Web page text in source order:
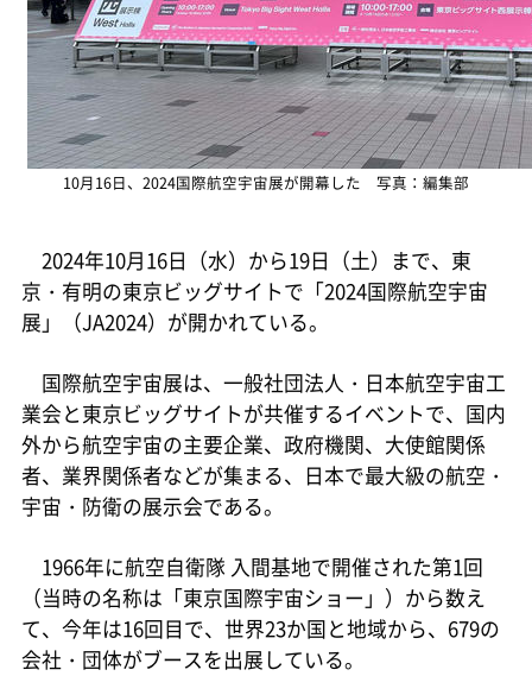
10月16日、2024国際航空宇宙展が開幕した 写真：編集部
2024年10月16日（水）から19日（土）まで、東
京・有明の東京ビッグサイトで「2024国際航空宇宙
展」（JA2024）が開かれている。
国際航空宇宙展は、一般社団法人・日本航空宇宙工
業会と東京ビッグサイトが共催するイベントで、国内
外から航空宇宙の主要企業、政府機関、大使館関係
者、業界関係者などが集まる、日本で最大級の航空・
宇宙・防衛の展示会である。
1966年に航空自衛隊 入間基地で開催された第1回
（当時の名称は「東京国際宇宙ショー」）から数え
て、今年は16回目で、世界23か国と地域から、679の
会社・団体がブースを出展している。